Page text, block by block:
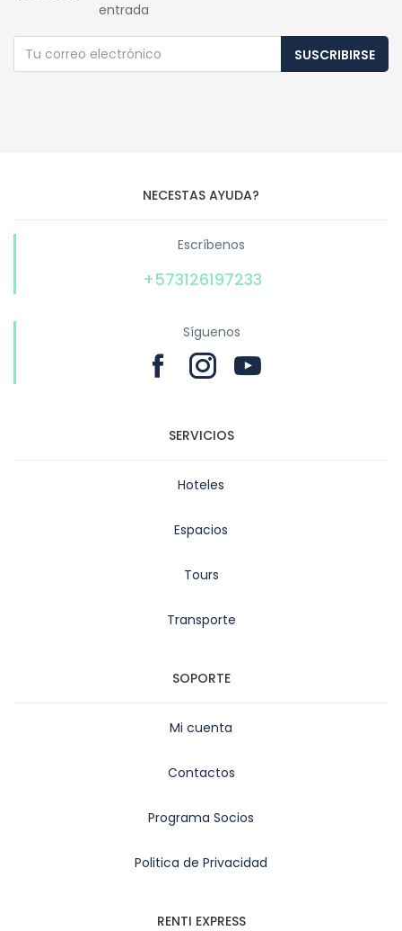
entrada
SUSCRIBIRSE
NECESTAS AYUDA?
Escríbenos
+573126197233
Síguenos
SERVICIOS
Hoteles
Espacios
Tours
Transporte
SOPORTE
Mi cuenta
Contactos
Programa Socios
Politica de Privacidad
RENTI EXPRESS